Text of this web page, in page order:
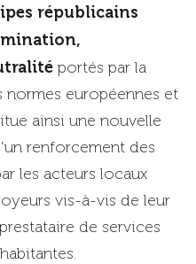
républicains
portés par la
normes européennes et
ainsi une nouvelle
renforcement des
les acteurs locaux
vis-à-vis de leur
de services